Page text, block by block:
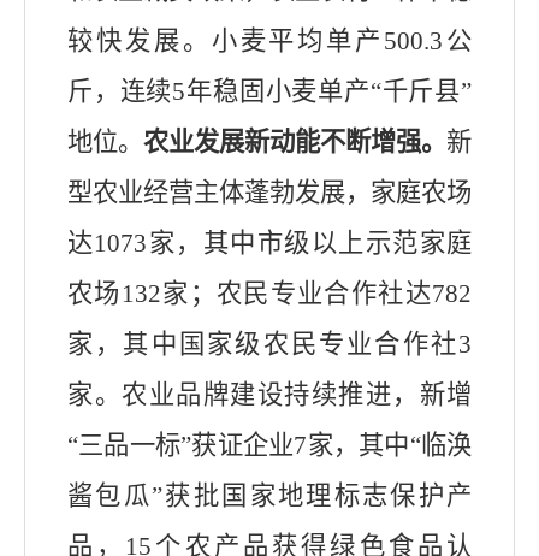
较快发展。小麦平均单产 500.3 公
斤，连续5年稳固小麦单产“千斤县”
地位。 农业发展新动能不断增强。 新
型农业经营主体蓬勃发展， 家庭农场
达1073家，其中市级 以上 示范家庭
农场 132家 ；农民专业合作社达782
家， 其中 国家级农 民专业合作社3
家。 农业品牌建设持续推进， 新增
“三品一标”获证企业7家，其中“临涣
酱包瓜”获批国家地理标志保护产
品， 15 个农产品获得绿色食品认